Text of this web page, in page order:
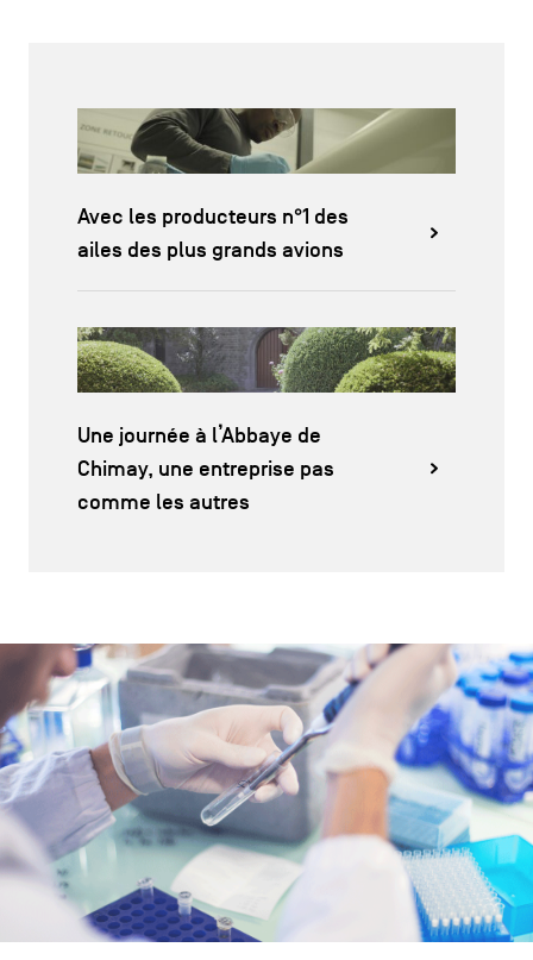
Avec les producteurs n°1 des
ailes des plus grands avions
Une journée à l’Abbaye de
Chimay, une entreprise pas
comme les autres